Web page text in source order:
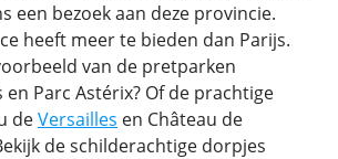
een bezoek aan deze provincie.
heeft meer te bieden dan Parijs.
van de pretparken
en Parc Astérix? Of de prachtige
deVersailles en Château de
de schilderachtige dorpjes